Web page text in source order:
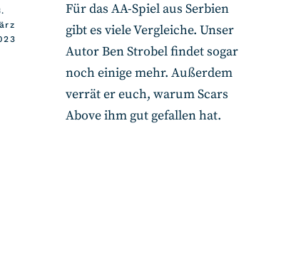
Für das AA-Spiel aus Serbien
gibt es viele Vergleiche. Unser
Autor Ben Strobel findet sogar
noch einige mehr. Außerdem
verrät er euch, warum Scars
Above ihm gut gefallen hat.